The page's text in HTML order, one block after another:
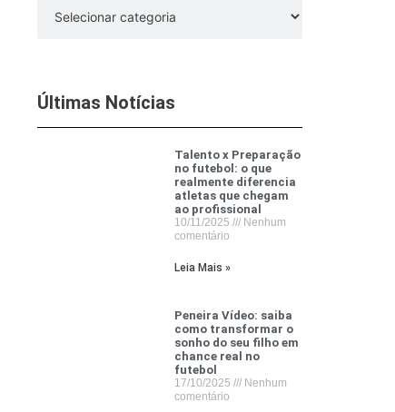
Últimas Notícias
Talento x Preparação
no futebol: o que
realmente diferencia
atletas que chegam
ao profissional
10/11/2025
Nenhum
comentário
Leia Mais »
Peneira Vídeo: saiba
como transformar o
sonho do seu filho em
chance real no
futebol
17/10/2025
Nenhum
comentário